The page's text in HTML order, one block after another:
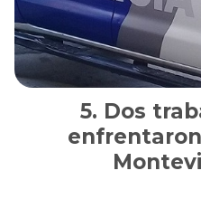
Dos